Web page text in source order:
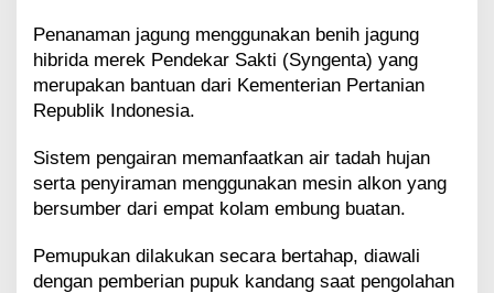
Penanaman jagung menggunakan benih jagung
hibrida merek Pendekar Sakti (Syngenta) yang
merupakan bantuan dari Kementerian Pertanian
Republik Indonesia.
Sistem pengairan memanfaatkan air tadah hujan
serta penyiraman menggunakan mesin alkon yang
bersumber dari empat kolam embung buatan.
Pemupukan dilakukan secara bertahap, diawali
dengan pemberian pupuk kandang saat pengolahan